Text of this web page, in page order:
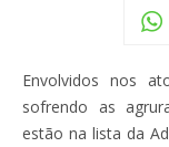
Envolvidos nos
sofrendo as
estão na lista da